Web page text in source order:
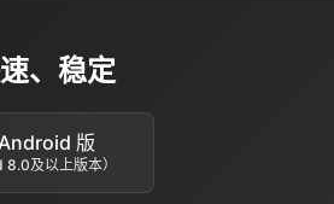
、稳定
版
8.0及以上版本）